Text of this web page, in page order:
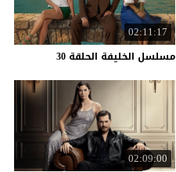
02:11:17
مسلسل الخليفة الحلقة 30
02:09:00